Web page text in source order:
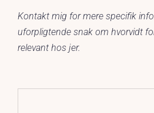
Kontakt mig for mere specifik
uforpligtende snak om hvorvidt
relevant hos jer.